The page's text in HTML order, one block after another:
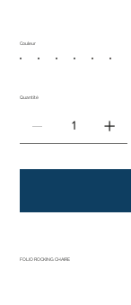
Couleur
Quantité
FOLIO ROCKING CHAIRE